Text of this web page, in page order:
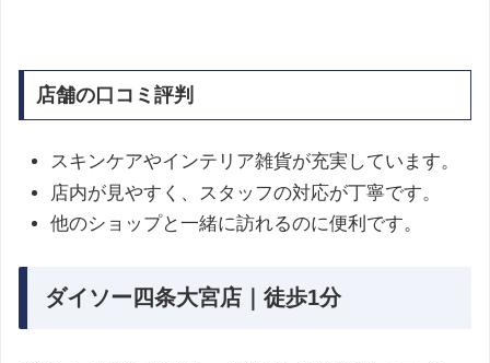
店舗の口コミ評判
スキンケアやインテリア雑貨が充実しています。
店内が見やすく、スタッフの対応が丁寧です。
他のショップと一緒に訪れるのに便利です。
ダイソー四条大宮店｜徒歩1分